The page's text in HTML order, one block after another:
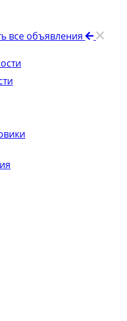
все объявления